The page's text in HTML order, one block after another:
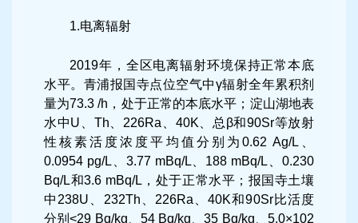
1.电离辐射
2019年，全区电离辐射环境保持正常本底
水平。青浦报国寺点位空气中γ辐射全年累积剂
量为73.3 /h，处于正常的本底水平；淀山湖地表
水中U、Th、226Ra、40K、总β和90Sr等放射
性核素活度浓度平均值分别为0.62 Ag/L、
0.0954 pg/L、3.77 mBq/L、188 mBq/L、0.230
Bq/L和3.6 mBq/L，处于正常水平；报国寺土壤
中238U、232Th、226Ra、40K和90Sr比活度
分别<29 Bq/kg、54 Bq/kg、35 Bq/kg、5.0×102